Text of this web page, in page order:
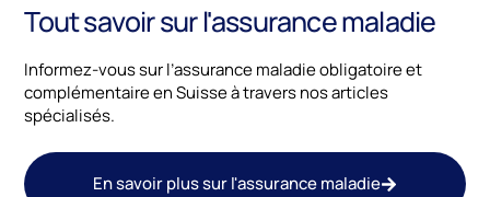
Tout savoir sur l'assurance maladie
Informez-vous sur l’assurance maladie obligatoire et
complémentaire en Suisse à travers nos articles
spécialisés.
En savoir plus sur l'assurance maladie